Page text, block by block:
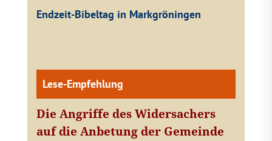
Endzeit-Bibeltag in Markgröningen
Lese-Empfehlung
Die Angriffe des Widersachers
auf die Anbetung der Gemeinde